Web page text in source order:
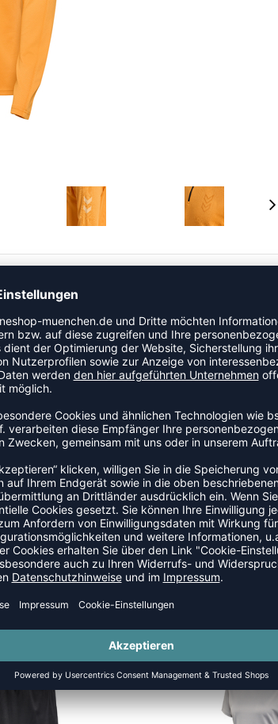
Interlock-Stoff. Er verfügt über einen
sorgt dafür, dass du dich bei jeder
Winkel auf der Brust und den Ärmeln
-55%